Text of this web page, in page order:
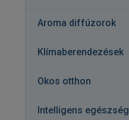
Aroma diffúzorok
Klímaberendezések
Okos otthon
Intelligens egészség